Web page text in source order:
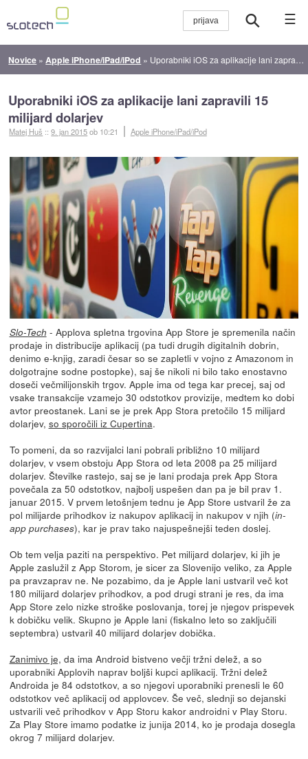
☰
Novice » Apple iPhone/iPad/iPod » Uporabniki iOS za aplikacije lani zapravili 15 milijard dolarjev
Uporabniki iOS za aplikacije lani zapravili 15
milijard dolarjev
Matej Huš ::9. jan 2015ob 10:21 Apple iPhone/iPad/iPod
Slo-Tech - Applova spletna trgovina App Store je spremenila način
prodaje in distribucije aplikacij (pa tudi drugih digitalnih dobrin,
denimo e-knjig, zaradi česar so se zapletli v vojno z Amazonom in
dolgotrajne sodne postopke), saj še nikoli ni bilo tako enostavno
doseči večmilijonskih trgov. Apple ima od tega kar precej, saj od
vsake transakcije vzamejo 30 odstotkov provizije, medtem ko dobi
avtor preostanek. Lani se je prek App Stora pretočilo 15 milijard
dolarjev, so sporočili iz Cupertina.
To pomeni, da so razvijalci lani pobrali približno 10 milijard
dolarjev, v vsem obstoju App Stora od leta 2008 pa 25 milijard
dolarjev. Številke rastejo, saj se je lani prodaja prek App Stora
povečala za 50 odstotkov, najbolj uspešen dan pa je bil prav 1.
januar 2015. V prvem letošnjem tednu je App Store ustvaril že za
pol milijarde prihodkov iz nakupov aplikacij in nakupov v njih (in-
app purchases), kar je prav tako najuspešnejši teden doslej.
Ob tem velja paziti na perspektivo. Pet milijard dolarjev, ki jih je
Apple zaslužil z App Storom, je sicer za Slovenijo veliko, za Apple
pa pravzaprav ne. Ne pozabimo, da je Apple lani ustvaril več kot
180 milijard dolarjev prihodkov, a pod drugi strani je res, da ima
App Store zelo nizke stroške poslovanja, torej je njegov prispevek
k dobičku velik. Skupno je Apple lani (fiskalno leto so zaključili
septembra) ustvaril 40 milijard dolarjev dobička.
Zanimivo je, da ima Android bistveno večji tržni delež, a so
uporabniki Applovih naprav boljši kupci aplikacij. Tržni delež
Androida je 84 odstotkov, a so njegovi uporabniki prenesli le 60
odstotkov več aplikacij od applovcev. Še več, slednji so dejanski
ustvarili več prihodkov v App Storu kakor androidni v Play Storu.
Za Play Store imamo podatke iz junija 2014, ko je prodaja dosegla
okrog 7 milijard dolarjev.